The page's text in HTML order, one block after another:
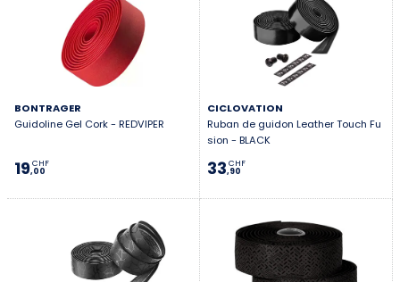
BONTRAGER
Guidoline Gel Cork - REDVIPER
19,00
CHF
CICLOVATION
Ruban de guidon Leather Touch Fu
sion - BLACK
33,90
CHF